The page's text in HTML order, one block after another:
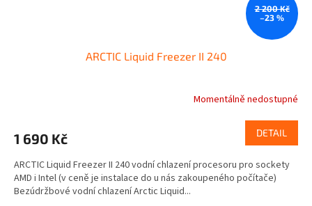
2 200 Kč
–23 %
ARCTIC Liquid Freezer II 240
Momentálně nedostupné
1 690 Kč DETAIL
ARCTIC Liquid Freezer II 240 vodní chlazení procesoru pro sockety
AMD i Intel (v ceně je instalace do u nás zakoupeného počítače)
Bezúdržbové vodní chlazení Arctic Liquid...